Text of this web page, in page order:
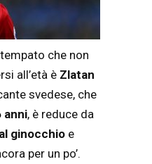
che non
all’età è Zlatan
svedese, che
anni, è reduce da
ginocchio e
per un po’.